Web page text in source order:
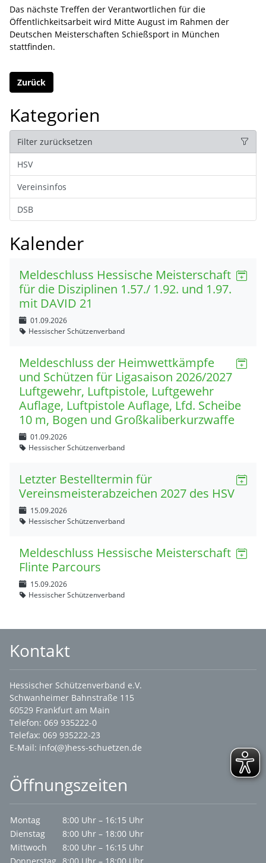
Das nächste Treffen der Verantwortlichen für die
Öffentlichkeitsarbeit wird Mitte August im Rahmen der
Deutschen Meisterschaften Schießsport in München
stattfinden.
Zurück
Kategorien
Filter zurücksetzen
HSV
Vereinsinfos
DSB
Kalender
Meldeschluss Hessische Meisterschaft
für die Disziplinen 1.57./ 1.92. und 1.97.
mit DAVID 21
01.09.2026
Hessischer Schützenverband
Meldeschluss der Heimwettkämpfe
und Schützen für Ligasaison 2026/2027
Luftgewehr, Luftpistole, Luftgewehr
Auflage, Luftpistole Auflage, Lfd. Scheibe
10 m, Bogen und Großkaliberkurzwaffe
01.09.2026
Hessischer Schützenverband
Letzter Bestelltermin für
Vereinsmeisterabzeichen 2027 des HSV
15.09.2026
Hessischer Schützenverband
Meldeschluss Hessische Meisterschaft
Flinte Parcours
15.09.2026
Hessischer Schützenverband
Kontakt
Hessischer Schützenverband e.V.
Schwanheimer Bahnstraße 115
60529 Frankfurt am Main
Telefon: 069 935222-0
Telefax: 069 935222-23
E-Mail: info(@)hess-schuetzen.de
Öffnungszeiten
Montag
8:00 Uhr – 16:15 Uhr
Dienstag
8:00 Uhr – 18:00 Uhr
Mittwoch
8:00 Uhr – 16:15 Uhr